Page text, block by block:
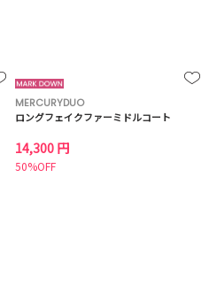
MERCURYDUO
ロングフェイクファーミドルコート
14,300 円
50%OFF